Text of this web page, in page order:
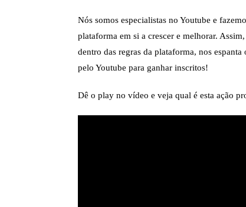
Nós somos especialistas no Youtube e
plataforma em si a crescer e melhorar.
dentro das regras da plataforma, nos
pelo Youtube para ganhar inscritos!
Dê o play no vídeo e veja qual é esta ação